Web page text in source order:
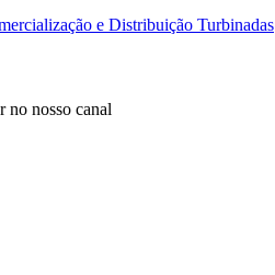
e Distribuição Turbinadas
no nosso canal